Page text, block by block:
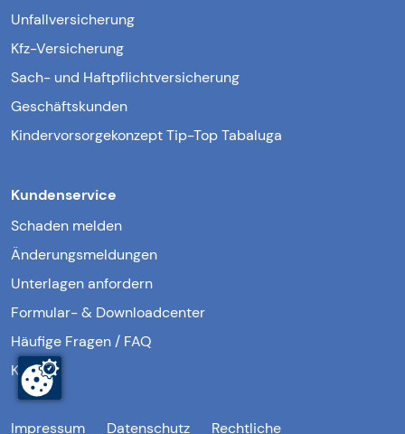
Unfallversicherung
Kfz-Versicherung
Sach- und Haftpflichtversicherung
Geschäftskunden
Kindervorsorgekonzept Tip-Top Tabaluga
Kundenservice
Schaden melden
Änderungsmeldungen
Unterlagen anfordern
Formular- & Downloadcenter
Häufige Fragen / FAQ
Kontakt
Impressum Datenschutz Rechtliche